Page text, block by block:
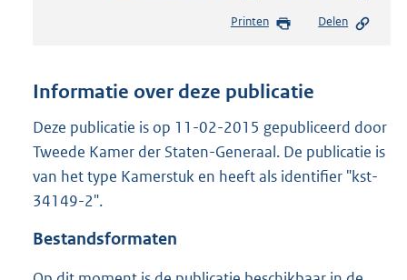
s
n
s
r
o
:
Printen Delen
Informatie over deze publicatie
Deze publicatie is op 11-02-2015 gepubliceerd door
Tweede Kamer der Staten-Generaal. De publicatie is
van het type Kamerstuk en heeft als identifier "kst-
34149-2".
Bestandsformaten